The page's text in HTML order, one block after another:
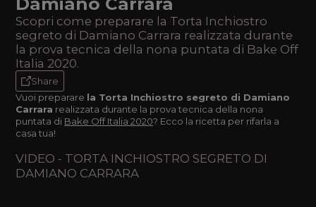
Scopri come preparare la Torta Inchiostro
segreto di Damiano Carrara realizzata durante
la prova tecnica della nona puntata di Bake Off
Italia 2020.
Share
Vuoi preparare la Torta Inchiostro segreto di Damiano
Carrara realizzata durante la prova tecnica della nona
puntata di Bake Off Italia 2020? Ecco la ricetta per rifarla a
casa tua!
VIDEO - TORTA INCHIOSTRO SEGRETO DI
DAMIANO CARRARA